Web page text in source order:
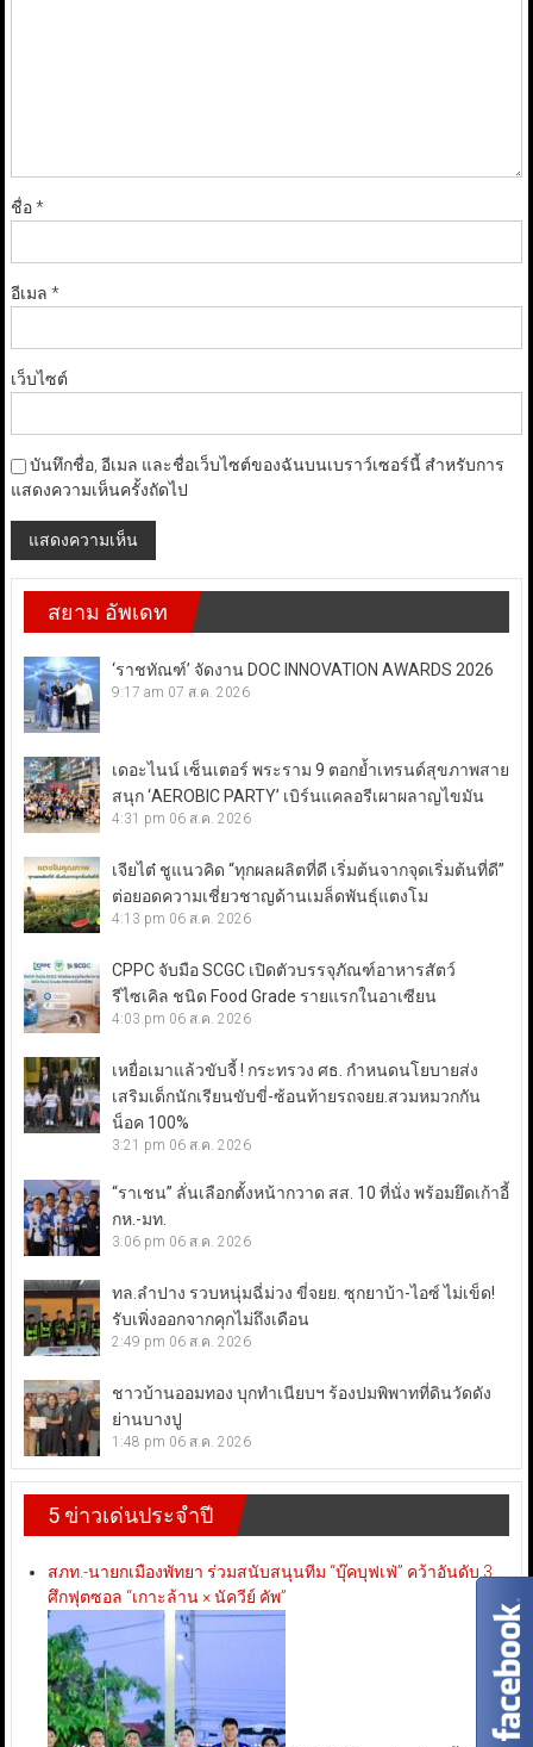
ชื่อ*
อีเมล *
เว็บไซต์
บันทึกชื่อ, อีเมล และชื่อเว็บไซต์ของฉันบนเบราว์เซอร์นี้ สำหรับการ
แสดงความเห็นครั้งถัดไป
สยาม อัพเดท
‘ราชทัณฑ์’ จัดงาน DOC INNOVATION AWARDS 2026
9:17 am 07 ส.ค. 2026
เดอะไนน์ เซ็นเตอร์ พระราม 9 ตอกย้ำเทรนด์สุขภาพสาย
สนุก ‘AEROBIC PARTY’ เบิร์นแคลอรีเผาผลาญไขมัน
4:31 pm 06 ส.ค. 2026
เจียไต๋ ชูแนวคิด “ทุกผลผลิตที่ดี เริ่มต้นจากจุดเริ่มต้นที่ดี”
ต่อยอดความเชี่ยวชาญด้านเมล็ดพันธุ์แตงโม
4:13 pm 06 ส.ค. 2026
CPPC จับมือ SCGC เปิดตัวบรรจุภัณฑ์อาหารสัตว์
รีไซเคิล ชนิด Food Grade รายแรกในอาเซียน
4:03 pm 06 ส.ค. 2026
เหยื่อเมาแล้วขับจี้ ! กระทรวง ศธ. กำหนดนโยบายส่ง
เสริมเด็กนักเรียนขับขี่-ซ้อนท้ายรถจยย.สวมหมวกกัน
น็อค 100%
3:21 pm 06 ส.ค. 2026
“ราเชน” ลั่นเลือกตั้งหน้ากวาด สส. 10 ที่นั่ง พร้อมยึดเก้าอี้
กห.-มท.
3:06 pm 06 ส.ค. 2026
ทล.ลำปาง รวบหนุ่มฉี่ม่วง ขี่จยย. ซุกยาบ้า-ไอซ์ ไม่เข็ด!
รับเพิ่งออกจากคุกไม่ถึงเดือน
2:49 pm 06 ส.ค. 2026
ชาวบ้านออมทอง บุกทำเนียบฯ ร้องปมพิพาทที่ดินวัดดัง
ย่านบางปู
1:48 pm 06 ส.ค. 2026
5 ข่าวเด่นประจำปี
สภท.-นายกเมืองพัทยา ร่วมสนับสนุนทีม “บุ๊คบุฟเฟ่” คว้าอันดับ 3
ศึกฟุตซอล “เกาะล้าน × นัควีย์ คัพ”